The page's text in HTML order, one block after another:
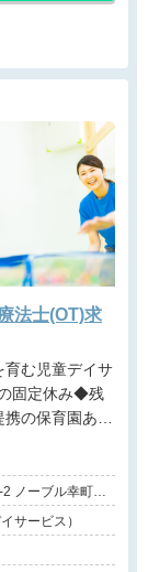
法士(OT)求
固定休み◆残
の保育園あり
ノーブル幸町
サービス）